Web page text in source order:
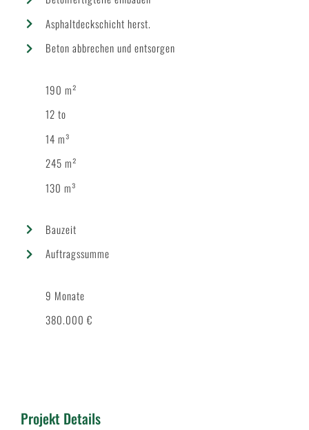
Asphaltdeckschicht herst.
Beton abbrechen und entsorgen
190 m²
12 to
14 m³
245 m²
130 m³
Bauzeit
Auftragssumme
9 Monate
380.000 €
Projekt Details